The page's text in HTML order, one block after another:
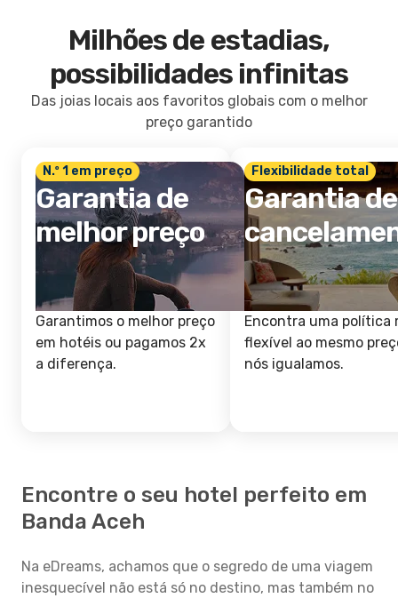
Milhões de estadias,
possibilidades infinitas
Das joias locais aos favoritos globais com o melhor
preço garantido
N.º 1 em preço
Garantia de
melhor preço
Garantimos o melhor preço
em hotéis ou pagamos 2x
a diferença.
Flexibilidade total
Garantia de
Encontra uma política
flexível ao mesmo
nós igualamos.
Encontre o seu hotel perfeito em
Banda Aceh
Na eDreams, achamos que o segredo de uma viagem
inesquecível não está só no destino, mas também no